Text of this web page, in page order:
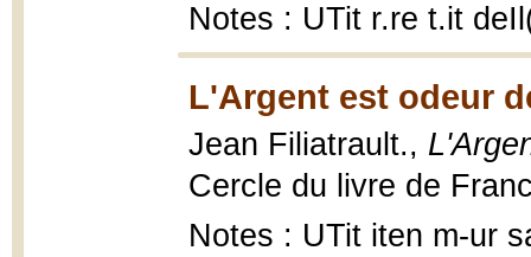
Notes : UTit r.re t.it
L'Argent est odeur
Jean Filiatrault.,
Cercle du livre de
Notes : UTit iten m-ur